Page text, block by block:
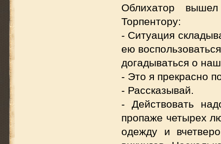
Облихатор
Торпентору:
- Ситуация
ею
догадываться о
- Это я прекрасно
- Рассказывай.
- Действовать
пропаже четырех
одежду и